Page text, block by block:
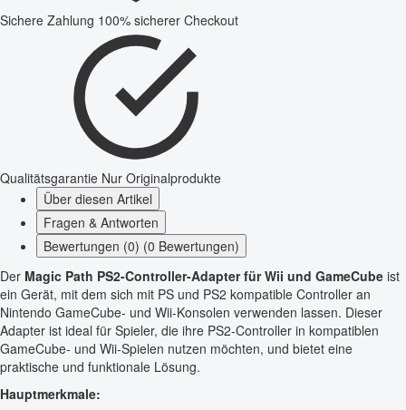
Sichere Zahlung 100% sicherer Checkout
Qualitätsgarantie Nur Originalprodukte
Über diesen Artikel
Fragen & Antworten
Bewertungen (0) (0 Bewertungen)
Der Magic Path PS2-Controller-Adapter für Wii und GameCube ist
ein Gerät, mit dem sich mit PS und PS2 kompatible Controller an
Nintendo GameCube- und Wii-Konsolen verwenden lassen. Dieser
Adapter ist ideal für Spieler, die ihre PS2-Controller in kompatiblen
GameCube- und Wii-Spielen nutzen möchten, und bietet eine
praktische und funktionale Lösung.
Hauptmerkmale: